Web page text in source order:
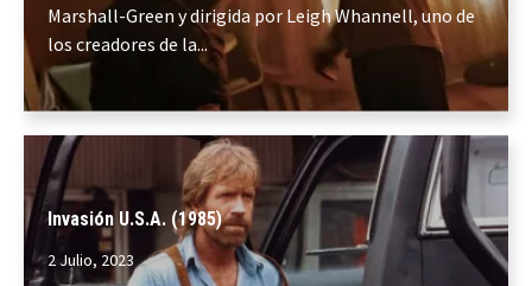
Marshall-Green y dirigida por Leigh Whannell, uno de
los creadores de la...
Invasión U.S.A. (1985)
2 Julio, 2023